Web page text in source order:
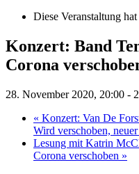
Diese Veranstaltung
Konzert: Band
Corona
28. November 2020, 20:00 -
« Konzert: Van De
Wird verschoben,
Lesung mit Katrin
Corona verschoben »